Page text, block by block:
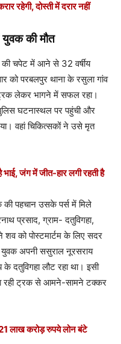
रहेगी, दोस्ती में दरार नहीं
की मौत
की चपेट में आने से 32 वर्षीय
को परबलपुर थाना के रसुला गांव
लेकर भागने में सफल रहा।
घटनास्थल पर पहुंची और
वहां चिकित्सकों ने उसे मृत
भाई, जंग में जीत-हार लगी रहती है
की पहचान उसके पर्स में मिले
प्रसाद, ग्राम- दतुविगहा,
को पोस्टमार्टम के लिए सदर
युवक अपनी ससुराल नूरसराय
दतुविगहा लौट रहा था। इसी
रही ट्रक से आमने-सामने टक्कर
लाख करोड़ रुपये लोन बंटे